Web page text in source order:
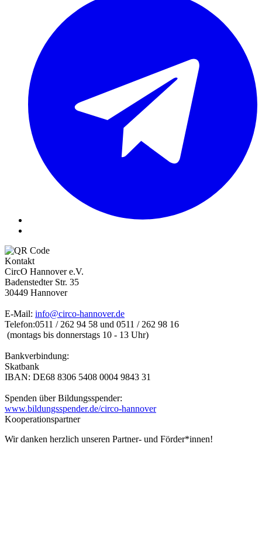
Kontakt
CircO Hannover e.V.
Badenstedter Str. 35
30449 Hannover
E-Mail: info@circo-hannover.de
Telefon:0511 / 262 94 58 und 0511 / 262 98 16
(montags bis donnerstags 10 - 13 Uhr)
Bankverbindung:
Skatbank
IBAN: DE68 8306 5408 0004 9843 31
Spenden über Bildungsspender:
www.bildungsspender.de/circo-hannover
Kooperationspartner
Wir danken herzlich unseren Partner- und Förder*innen!